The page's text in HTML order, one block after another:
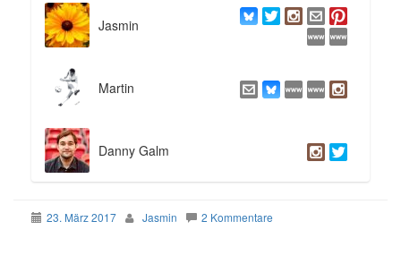
Jasmin
Martin
Danny Galm
23. März 2017 Jasmin 2 Kommentare